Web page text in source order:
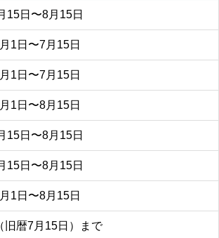
15日〜8月15日
1日〜7月15日
1日〜7月15日
1日〜8月15日
15日〜8月15日
15日〜8月15日
1日〜8月15日
旧暦7月15日）まで